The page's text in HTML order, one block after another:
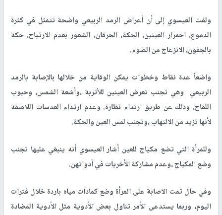
ولفت العيسوي إلى أن أعراض الرمد الربيعي واضحة تتمثل في كثرة
الدموع، احمرار العينين، الحكة، الحرقان، الشعور بعدم الارتياح، حكة
بالجفون، الانزعاج من الضوء.
واضعاً عدة نقاط وخطوات يمكن الوقاية من خلالها بالإصابة بالرمد
الربيعي وهي تجنب تعرض العينين للأتربة ،وأشعة الشمس، وحبوب
اللقاح، وذلك عن طريق ارتداء نظارة. وعدم ارتداء العدسات اللاصقة
لأنها تزيد من الالتهاب ،وتجنب لمس العين والحكة.
وللمرأة التي تضع مكياج للعين أشار العيسوي أنه ينبغي عليها تجنب
وضع المكياج ،وعدم مشاركة الأخريات في أدواتهن.
وفي حال تمت الاصابة على المرأة وضع كمادات مياه باردة خلال فترات
اليوم، وربما يستدعى الأمر تناول بعض الأدوية مثل الأدوية المضادة